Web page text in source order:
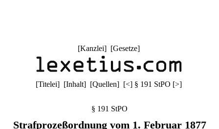
[Kanzlei] [Gesetze]
[Titelei] [Inhalt] [Quellen] [<] § 191 StPO [>]
§ 191 StPO
Strafprozeßordnung vom 1. Februar 1877